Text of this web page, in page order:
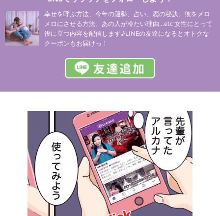
幸せを呼ぶ方法、今年の運勢、占い、恋の秘訣、彼をメロ
メロにさせる方法、あの人が冷たい理由…etc 女性にとって
役に立つ内容を配信します♪LINEの友達になるとオトクな
クーポンもお届けっ！